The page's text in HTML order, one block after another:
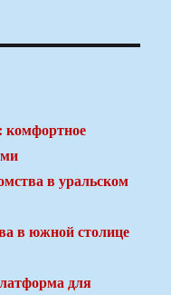
комфортное
в уральском
в южной столице
для